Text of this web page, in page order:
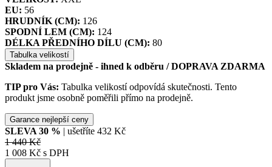
EU: 56
HRUDNÍK (CM): 126
SPODNÍ LEM (CM): 124
DÉLKA PŘEDNÍHO DÍLU (CM): 80
Tabulka velikostí
Skladem na prodejně - ihned k odběru / DOPRAVA ZDARMA
TIP pro Vás: Tabulka velikostí odpovídá skutečnosti. Tento
produkt jsme osobně poměřili přímo na prodejně.
Garance nejlepší ceny
SLEVA 30 % | ušetříte 432 Kč
1 440 Kč
1 008 Kč s DPH